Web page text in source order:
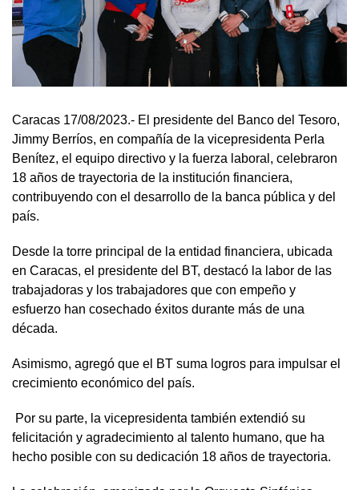
Caracas 17/08/2023.- El presidente del Banco del Tesoro,
Jimmy Berríos, en compañía de la vicepresidenta Perla
Benítez, el equipo directivo y la fuerza laboral, celebraron
18 años de trayectoria de la institución financiera,
contribuyendo con el desarrollo de la banca pública y del
país.
Desde la torre principal de la entidad financiera, ubicada
en Caracas, el presidente del BT, destacó la labor de las
trabajadoras y los trabajadores que con empeño y
esfuerzo han cosechado éxitos durante más de una
década.
Asimismo, agregó que el BT suma logros para impulsar el
crecimiento económico del país.
Por su parte, la vicepresidenta también extendió su
felicitación y agradecimiento al talento humano, que ha
hecho posible con su dedicación 18 años de trayectoria.